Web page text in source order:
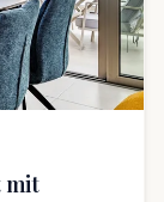
mit